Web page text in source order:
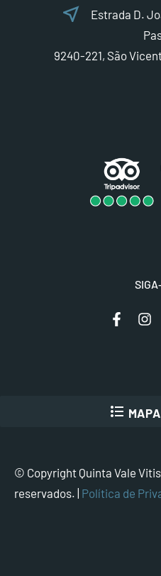
near_me
Estrada D.
9240-221, São
format_list_bulleted
© Copyright Quinta Vale
reservados. | Política de